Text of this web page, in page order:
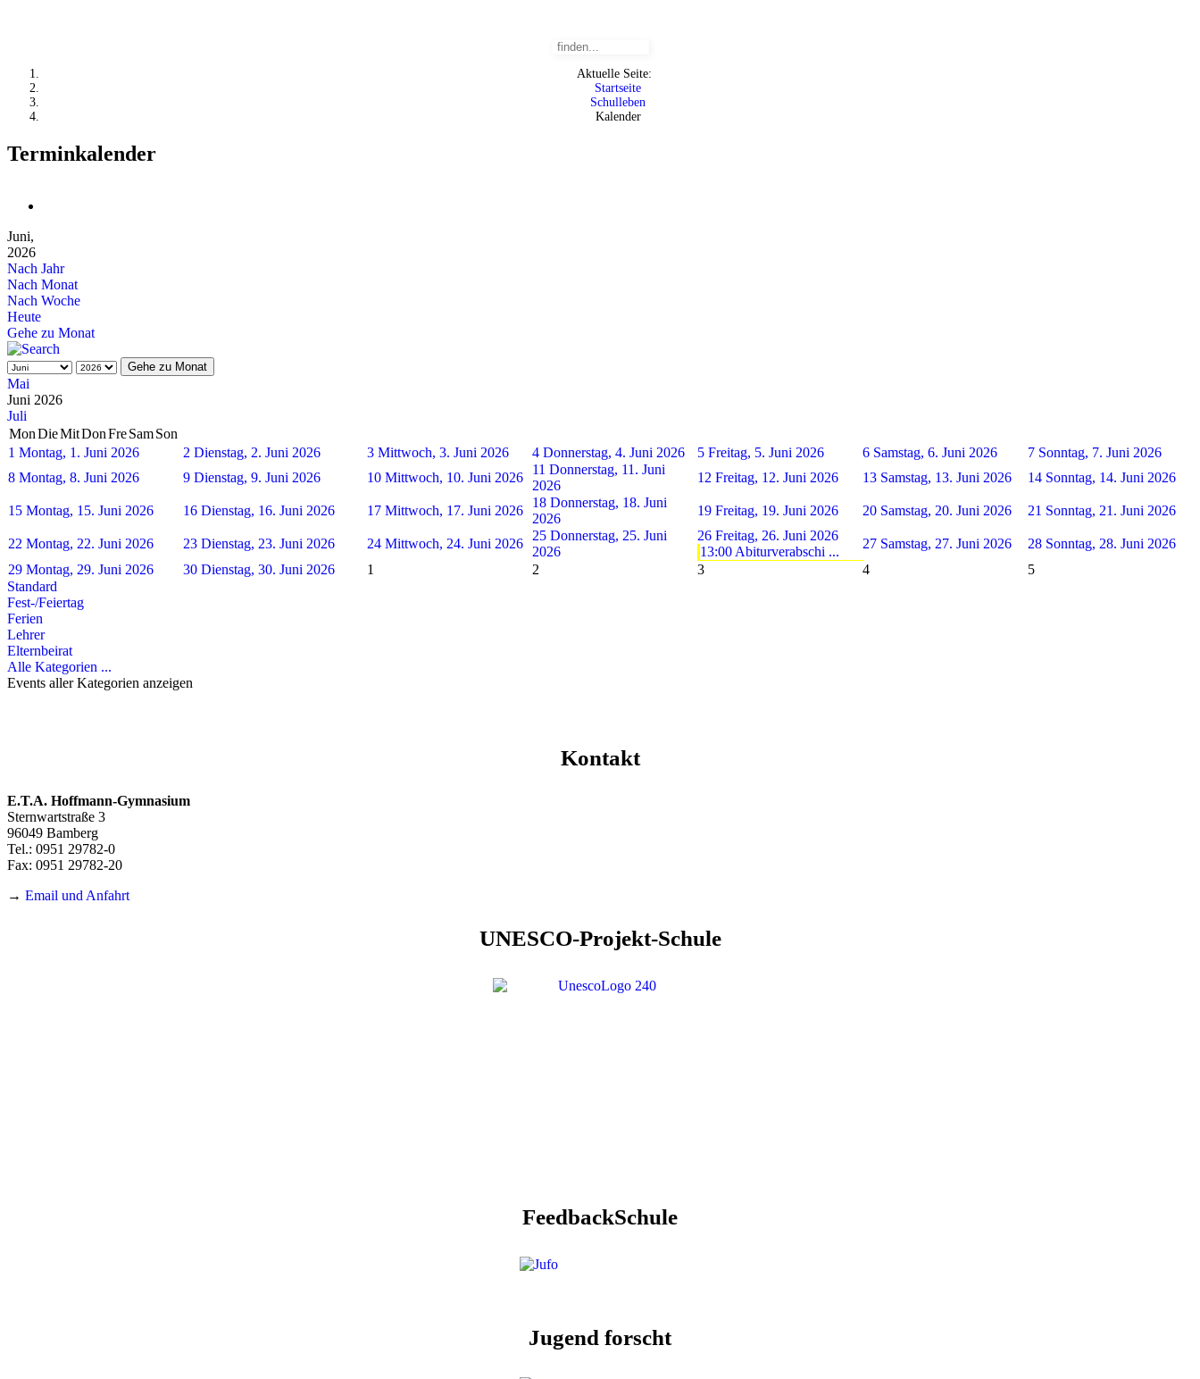
Aktuelle Seite:
Startseite
Schulleben
Kalender
Terminkalender
Juni,
2026
Nach Jahr
Nach Monat
Nach Woche
Heute
Gehe zu Monat
Gehe zu Monat
Mai
Juni 2026
Juli
MonDieMitDonFreSamSon
1 Montag, 1. Juni 2026 2 Dienstag, 2. Juni 2026 3 Mittwoch, 3. Juni 2026 4 Donnerstag, 4. Juni 2026 5 Freitag, 5. Juni 2026 6 Samstag, 6. Juni 2026 7 Sonntag, 7. Juni 2026
8 Montag, 8. Juni 2026 9 Dienstag, 9. Juni 2026 10 Mittwoch, 10. Juni 2026
11 Donnerstag, 11. Juni
2026
12 Freitag, 12. Juni 2026 13 Samstag, 13. Juni 2026 14 Sonntag, 14. Juni 2026
15 Montag, 15. Juni 2026 16 Dienstag, 16. Juni 2026 17 Mittwoch, 17. Juni 2026
18 Donnerstag, 18. Juni
2026
19 Freitag, 19. Juni 2026 20 Samstag, 20. Juni 2026 21 Sonntag, 21. Juni 2026
22 Montag, 22. Juni 2026 23 Dienstag, 23. Juni 2026 24 Mittwoch, 24. Juni 2026
25 Donnerstag, 25. Juni
2026
26 Freitag, 26. Juni 2026
13:00 Abiturverabschi ...
27 Samstag, 27. Juni 2026 28 Sonntag, 28. Juni 2026
29 Montag, 29. Juni 2026 30 Dienstag, 30. Juni 2026 1 2 3 4
5
Standard
Fest-/Feiertag
Ferien
Lehrer
Elternbeirat
Alle Kategorien ...
Events aller Kategorien anzeigen
Kontakt
E.T.A. Hoffmann-Gymnasium
Sternwartstraße 3
96049 Bamberg
Tel.: 0951 29782-0
Fax: 0951 29782-20
→ Email und Anfahrt
UNESCO-Projekt-Schule
FeedbackSchule
Jugend forscht